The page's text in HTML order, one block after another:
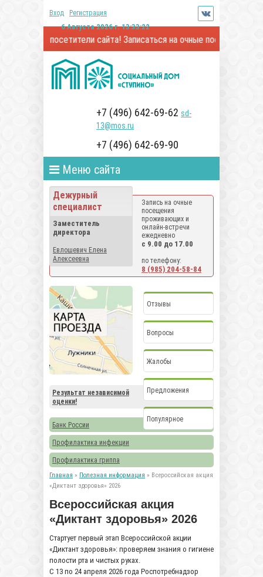
Вход Регистрация
6 Августа 2026 г. 13:33:22
посетители сайта! Записаться на очные посещения и
+7 (496) 642-69-62 sd-
13@mos.ru
+7 (496) 642-69-90
Меню сайта
Дежурный
специалист
Заместитель
директора
Евлошевич Елена
Алексеевна
Запись на очные
посещения
проживающих и
онлайн-встречи
ежедневно
с 9.00 до 17.00
по телефону:
8 (985) 204-58-84
Отзывы
Вопросы
Жалобы
Предложения
Популярное
Результат независимой
оценки!
Банк России
Профилактика инфекции
Профилактика гриппа
Главная » Полезная информация » Всероссийская акция
«Диктант здоровья» 2026
Всероссийская акция
«Диктант здоровья» 2026
Стартует первый этап Всероссийской акции
«Диктант здоровья»: проверяем знания о гигиене
полости рта и чистых руках.
С 13 по 24 апреля 2026 года Роспотребнадзор